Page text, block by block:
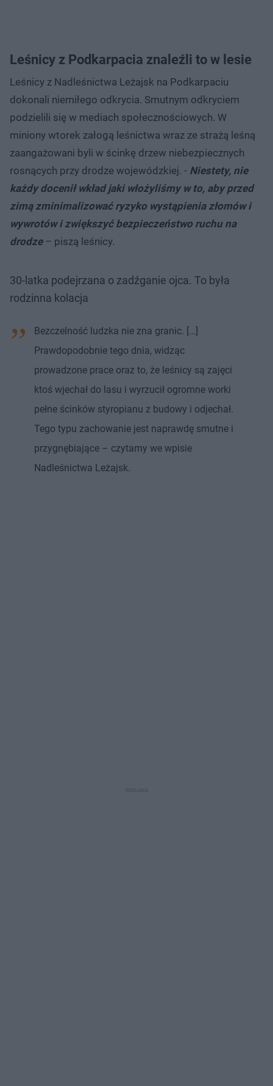
Leśnicy z Podkarpacia znaleźli to w lesie
Leśnicy z Nadleśnictwa Leżajsk na Podkarpaciu
dokonali niemiłego odkrycia. Smutnym odkryciem
podzielili się w mediach społecznościowych. W
miniony wtorek załogą leśnictwa wraz ze strażą leśną
zaangażowani byli w ścinkę drzew niebezpiecznych
rosnących przy drodze wojewódzkiej. - Niestety, nie
każdy docenił wkład jaki włożyliśmy w to, aby przed
zimą zminimalizować ryzyko wystąpienia złomów i
wywrotów i zwiększyć bezpieczeństwo ruchu na
drodze– piszą leśnicy.
30-latka podejrzana o zadźganie ojca. To była
rodzinna kolacja
Bezczelność ludzka nie zna granic. […]
Prawdopodobnie tego dnia, widząc
prowadzone prace oraz to, że leśnicy są zajęci
ktoś wjechał do lasu i wyrzucił ogromne worki
pełne ścinków styropianu z budowy i odjechał.
Tego typu zachowanie jest naprawdę smutne i
przygnębiające – czytamy we wpisie
Nadleśnictwa Leżajsk.